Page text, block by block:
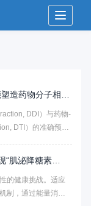
Toggle
造药物分子相互
DDI）与药物-
DTI）的准确预测
内靶点结合的微观
或协同疗效的前置
语言模型等先进人
学数据中精准捕捉
“肌泌降糖素
的健康挑战。适应
制，通过能量消耗